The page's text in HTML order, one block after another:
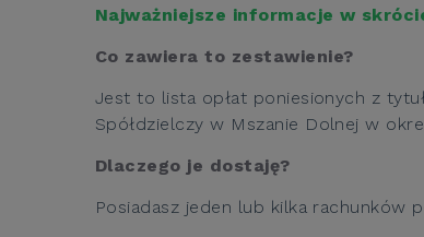
Najważniejsze informacje w
Co zawiera to zestawienie?
Jest to lista opłat poniesionych z
Spółdzielczy w Mszanie Dolnej w
Dlaczego je dostaję?
Posiadasz jeden lub kilka rachunków